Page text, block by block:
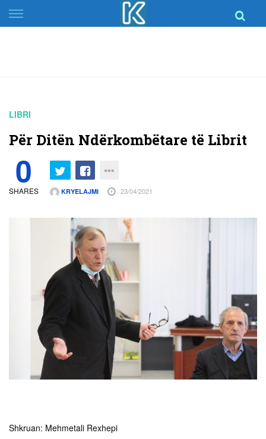
Skip
to
LIBRI
Për Ditën Ndërkombëtare të Librit
0
SHARES KRYELAJMI 23/04/2021
Shkruan: Mehmetali Rexhepi